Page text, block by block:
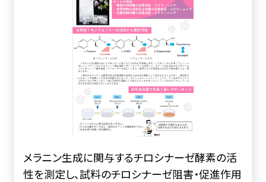
メラニン生成に関与するチロシナーゼ酵素の活
性を測定し、試料のチロシナーゼ阻害・促進作用